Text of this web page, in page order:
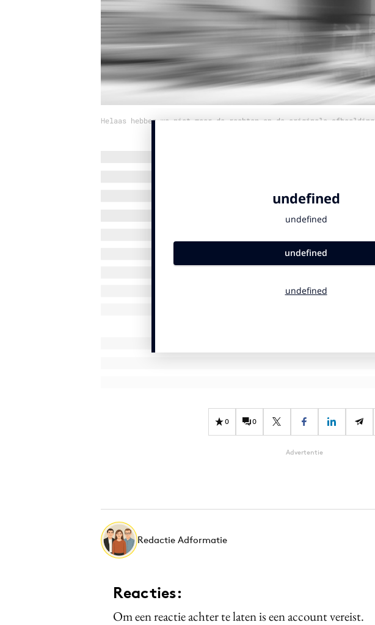
Helaas hebben we niet meer de rechten op de originele afbeelding
0 0
Advertentie
Redactie Adformatie
Reacties:
Om een reactie achter te laten is een account vereist.